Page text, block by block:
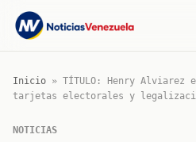
Inicio » TÍTULO: Henry Alviarez
tarjetas electorales y
NOTICIAS